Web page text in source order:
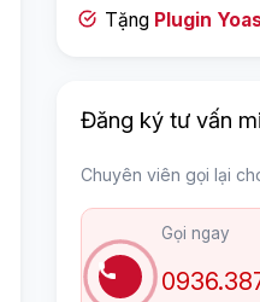
Tặng Plugin
Đăng ký tư vấn
Chuyên viên gọi lại
Gọi ngay